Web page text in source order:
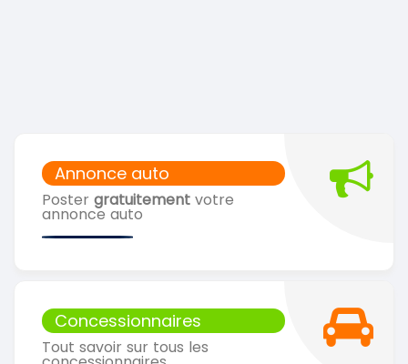
Annonce auto
Poster gratuitement votre
annonce auto
Concessionnaires
Tout savoir sur tous les